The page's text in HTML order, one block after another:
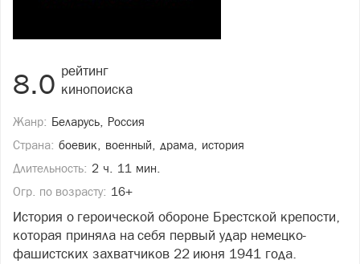
8.0 рейтинг
кинопоиска
Жанр: Беларусь, Россия
Страна: боевик, военный, драма, история
Длительность: 2 ч. 11 мин.
Огр. по возрасту: 16+
История о героической обороне Брестской крепости,
которая приняла на себя первый удар немецко-
фашистских захватчиков 22 июня 1941 года.